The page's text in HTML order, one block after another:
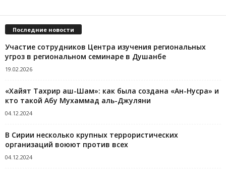
Последние новости
Участие сотрудников Центра изучения региональных
угроз в региональном семинаре в Душанбе
19.02.2026
«Хайят Тахрир аш-Шам»: как была создана «Ан-Нусра» и
кто такой Абу Мухаммад аль-Джуляни
04.12.2024
В Сирии несколько крупных террористических
организаций воюют против всех
04.12.2024